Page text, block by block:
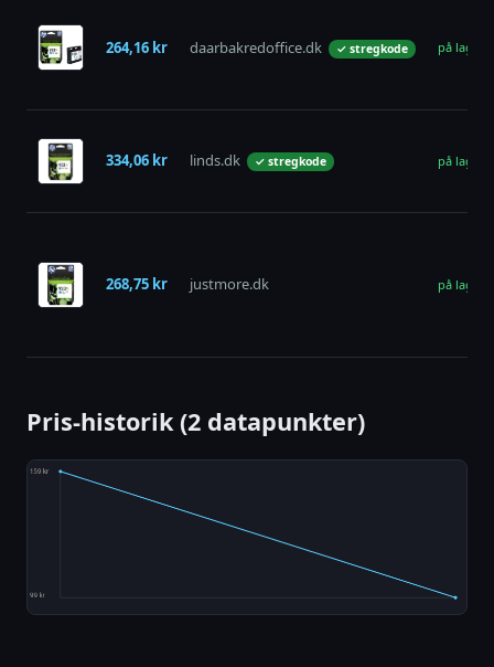
264,16 kr daarbakredoffice.dk ✓ stregkode på lager
334,06 kr linds.dk ✓ stregkode på lager
268,75 kr justmore.dk på lager
Pris-historik (2 datapunkter)